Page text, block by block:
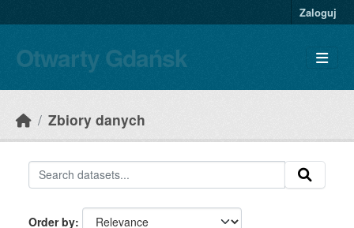
Zaloguj
Otwarty Gdańsk
Zbiory danych
Order by